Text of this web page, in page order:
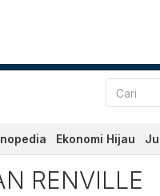
Ekonomi Hijau
RENVILLE